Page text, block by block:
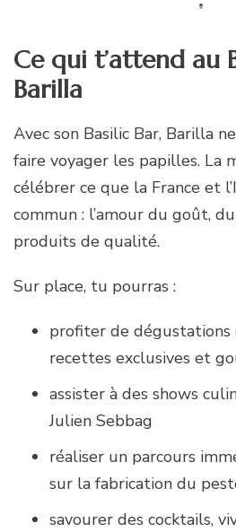
Ce qui t’attend au
Barilla
Avec son Basilic Bar, Barilla
faire voyager les papilles. La
célébrer ce que la France et
commun : l’amour du goût,
produits de qualité.
Sur place, tu pourras :
profiter de
recettes exclusives et
assister à des shows
Julien Sebbag
réaliser un parcours
sur la fabrication du
savourer des cocktails,